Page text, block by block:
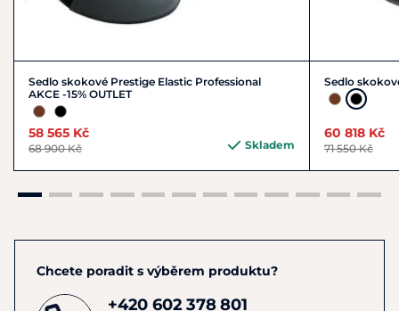
Sedlo skokové Prestige Elastic Professional
AKCE -15% OUTLET
58 565 Kč
68 900 Kč Skladem
Sedlo
60 818 Kč
71 550 Kč
Chcete poradit s výběrem produktu?
+420 602 378 801